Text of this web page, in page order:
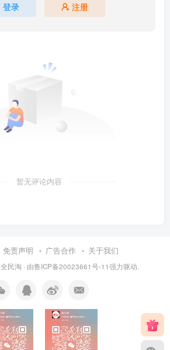
登录 注册
暂无评论内容
免责声明 广告合作 关于我们
全民淘 · 由鲁ICP备20023661号-11强力驱动.